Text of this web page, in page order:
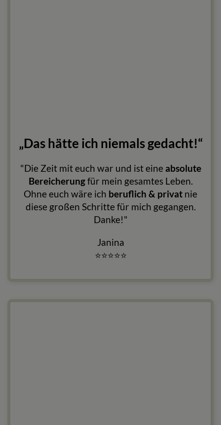
„Das hätte ich niemals gedacht!“
"Die Zeit mit euch war und ist eine absolute
Bereicherungfür mein gesamtes Leben.
Ohne euch wäre ich beruflich & privat nie
diese großen Schritte für mich gegangen.
Danke!"
Janina
⭐⭐⭐⭐⭐